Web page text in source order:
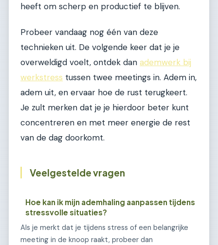
heeft om scherp en productief te blijven.
Probeer vandaag nog één van deze
technieken uit. De volgende keer dat je je
overweldigd voelt, ontdek dan ademwerk bij
werkstress tussen twee meetings in. Adem in,
adem uit, en ervaar hoe de rust terugkeert.
Je zult merken dat je je hierdoor beter kunt
concentreren en met meer energie de rest
van de dag doorkomt.
Veelgestelde vragen
Hoe kan ik mijn ademhaling aanpassen tijdens
stressvolle situaties?
Als je merkt dat je tijdens stress of een belangrijke
meeting in de knoop raakt, probeer dan